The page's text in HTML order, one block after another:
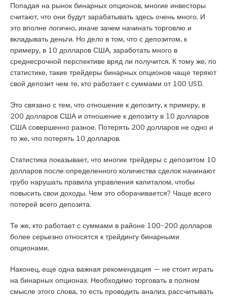
Попадая на рынок бинарных опционов, многие инвесторы
считают, что они будут зарабатывать здесь очень много. И
это вполне логично, иначе зачем начинать торговлю и
вкладывать деньги. Но дело в том, что с депозитом, к
примеру, в 10 долларов США, заработать много в
среднесрочной перспективе вряд ли получится. К тому же, по
статистике, такие трейдеры бинарных опционов чаще теряют
свой депозит чем те, кто работает с суммами от 100 USD.
Это связано с тем, что отношение к депозиту, к примеру, в
200 долларов США и отношение к депозиту в 10 долларов
США совершенно разное. Потерять 200 долларов не одно и
то же, что потерять 10 долларов.
Статистика показывает, что многие трейдеры с депозитом 10
долларов после определенного количества сделок начинают
грубо нарушать правила управления капиталом, чтобы
повысить свои доходы. Чем это оборачивается? Чаще всего
потерей всего депозита.
Те же, кто работает с суммами в районе 100-200 долларов
более серьезно относятся к трейдингу бинарными
опционами.
Наконец, еще одна важная рекомендация — не стоит играть
на бинарных опционах. Необходимо торговать в полном
смысле этого слова, то есть проводить анализ, рассчитывать